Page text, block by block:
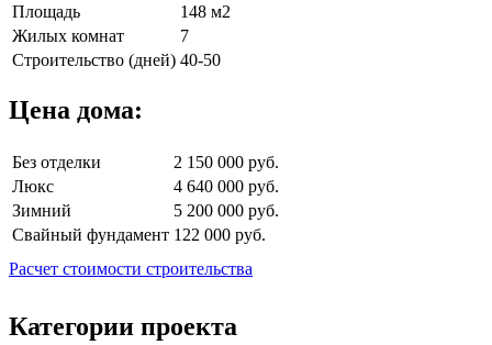
Площадь
148 м2
Жилых комнат
7
Строительство (дней) 40-50
Цена дома:
Без отделки
2 150 000 руб.
Люкс
4 640 000 руб.
Зимний
5 200 000 руб.
Свайный фундамент 122 000 руб.
Расчет стоимости строительства
Категории проекта